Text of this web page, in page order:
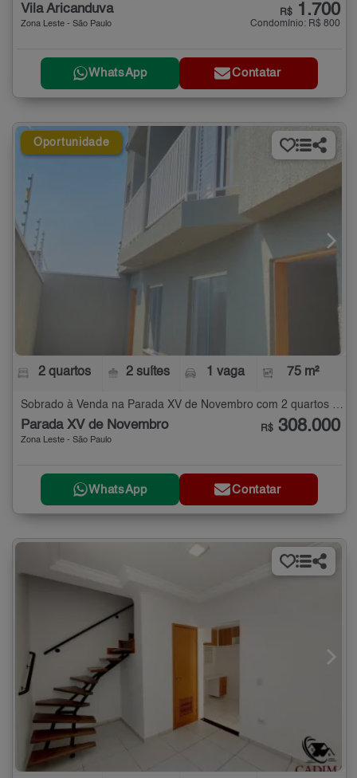
Vila Aricanduva
Zona Leste - São Paulo
R$ 1.700
Condomínio: R$ 800
WhatsApp Contatar
Oportunidade
2 quartos 2 suítes 1 vaga 75 m²
Sobrado à Venda na Parada XV de Novembro com 2 quartos - 75 m²
Parada XV de Novembro
Zona Leste - São Paulo
R$ 308.000
WhatsApp Contatar